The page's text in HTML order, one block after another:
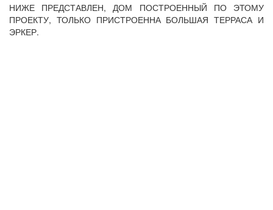
НИЖЕ ПРЕДСТАВЛЕН, ДОМ ПОСТРОЕННЫЙ ПО ЭТОМУ
ПРОЕКТУ, ТОЛЬКО ПРИСТРОЕННА БОЛЬШАЯ ТЕРРАСА И
ЭРКЕР.